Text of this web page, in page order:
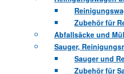
Zubehör für
Abfallsäcke und
Sauger,
Sauger und
Zubehör für